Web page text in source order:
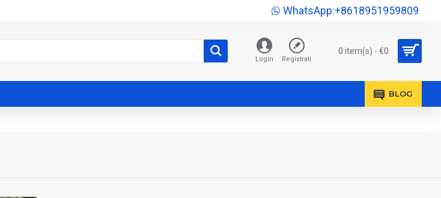
WhatsApp:+8618951959809
Login Registrati
0 item(s) - €0
BLOG